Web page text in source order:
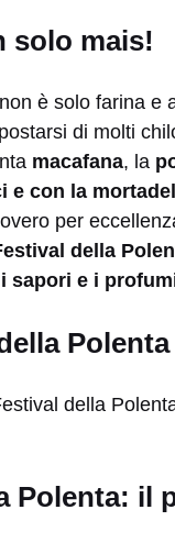
solo mais!
è solo farina e
di molti
macafana, la
e con la
per
della
sapori e i
della
Polenta: il